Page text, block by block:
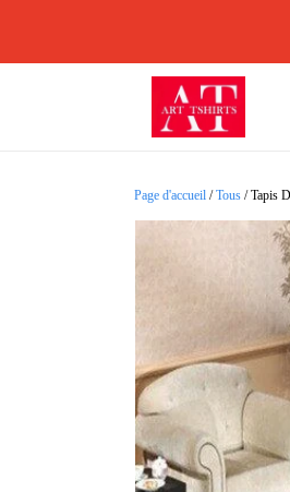
Page d'accueil /Tous /Tapis